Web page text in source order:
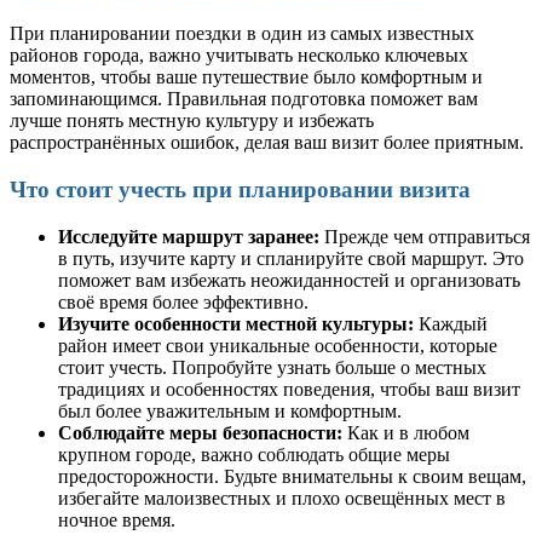
При планировании поездки в один из самых известных
районов города, важно учитывать несколько ключевых
моментов, чтобы ваше путешествие было комфортным и
запоминающимся. Правильная подготовка поможет вам
лучше понять местную культуру и избежать
распространённых ошибок, делая ваш визит более приятным.
Что стоит учесть при планировании визита
Исследуйте маршрут заранее: Прежде чем отправиться
в путь, изучите карту и спланируйте свой маршрут. Это
поможет вам избежать неожиданностей и организовать
своё время более эффективно.
Изучите особенности местной культуры: Каждый
район имеет свои уникальные особенности, которые
стоит учесть. Попробуйте узнать больше о местных
традициях и особенностях поведения, чтобы ваш визит
был более уважительным и комфортным.
Соблюдайте меры безопасности: Как и в любом
крупном городе, важно соблюдать общие меры
предосторожности. Будьте внимательны к своим вещам,
избегайте малоизвестных и плохо освещённых мест в
ночное время.